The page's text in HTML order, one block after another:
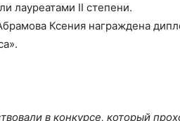
лауреатами II степени.
Ксения награждена
в конкурсе, который